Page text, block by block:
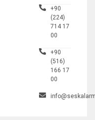
+90
(224)
714 17
00
+90
(516)
166 17
00